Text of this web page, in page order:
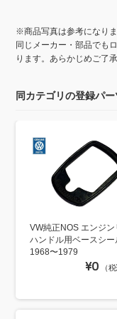
※商品写真は参考になりま
同じメーカー・部品でも
ります。あらかじめご了
同カテゴリの登録パー
VW純正NOS エンジン
ハンドル用ベースシー
1968〜1979
¥0 （